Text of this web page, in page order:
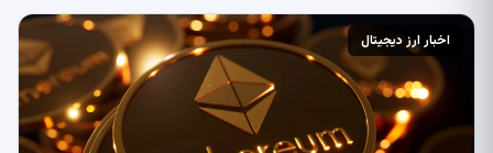
اخبار ارز دیجیتال